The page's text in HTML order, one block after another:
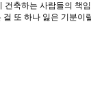
축하는 사람들의 책
또 하나 잃은 기분이